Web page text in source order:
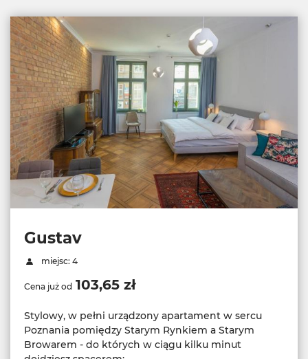
Gustav
miejsc: 4
Cena już od 103,65 zł
Stylowy, w pełni urządzony apartament w sercu
Poznania pomiędzy Starym Rynkiem a Starym
Browarem - do których w ciągu kilku minut